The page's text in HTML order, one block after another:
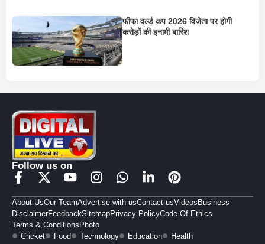
फीफा वर्ल्ड कप 2026 विजेता पर होगी
करोड़ों की इनामी बारिश
Follow us on
About UsOur TeamAdvertise with usContact usVideos Business
DisclaimerFeedbackSitemapPrivacy PolicyCode Of Ethics
Terms & Conditions Photo
Cricket
Food Technology Education Health